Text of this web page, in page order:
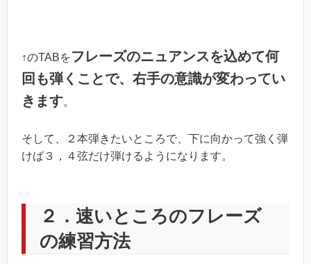
↑のTABをフレーズのニュアンスを込めて何
回も弾くことで、右手の意識が変わってい
きます。
そして、２本弾きたいところで、下に向かって強く弾
けば３，４弦だけ弾けるようになります。
２．速いところのフレーズ
の練習方法